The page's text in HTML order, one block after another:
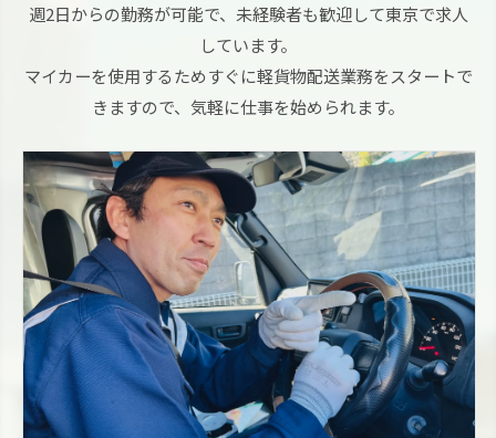
週2日からの勤務が可能で、未経験者も歓迎して東京で求人
しています。
マイカーを使用するためすぐに軽貨物配送業務をスタートで
きますので、気軽に仕事を始められます。